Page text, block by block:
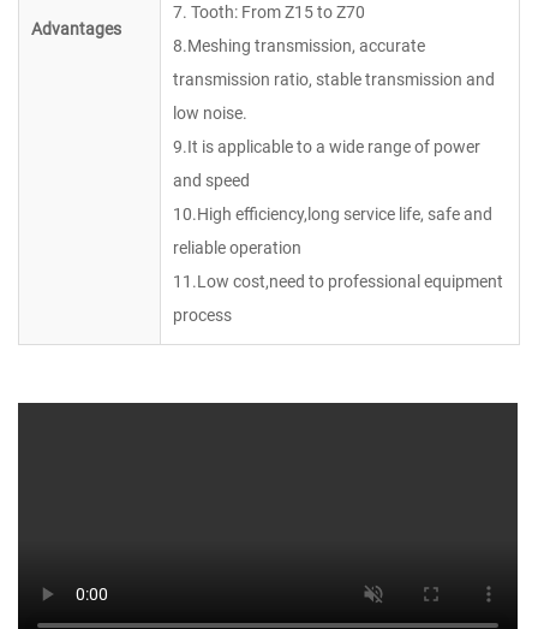
Advantages
7. Tooth: From Z15 to Z70
8.Meshing transmission, accurate
transmission ratio, stable transmission and
low noise.
9.It is applicable to a wide range of power
and speed
10.High efficiency,long service life, safe and
reliable operation
11.Low cost,need to professional equipment
process